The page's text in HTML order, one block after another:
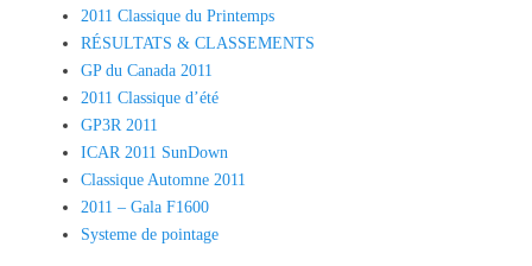
2011 Classique du Printemps
RÉSULTATS & CLASSEMENTS
GP du Canada 2011
2011 Classique d’été
GP3R 2011
ICAR 2011 SunDown
Classique Automne 2011
2011 – Gala F1600
Systeme de pointage